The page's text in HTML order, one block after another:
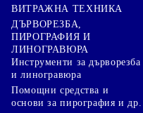
ВИТРАЖНА ТЕХНИКА
ДЪРВОРЕЗБА,
ПИРОГРАФИЯ И
ЛИНОГРАВЮРА
Инструменти за дърворезба
и линогравюра
Помощни средства и
основи за пирография и др.